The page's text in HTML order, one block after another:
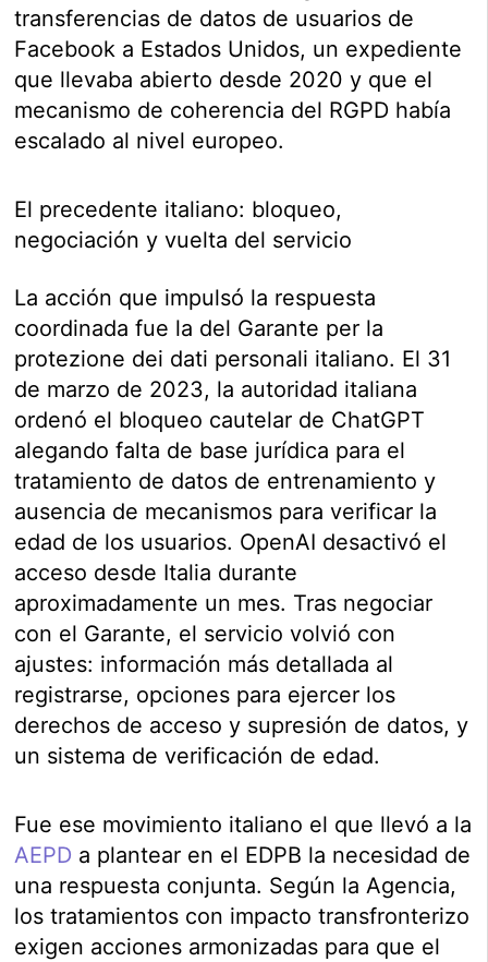
transferencias de datos de usuarios de
Facebook a Estados Unidos, un expediente
que llevaba abierto desde 2020 y que el
mecanismo de coherencia del RGPD había
escalado al nivel europeo.
El precedente italiano: bloqueo,
negociación y vuelta del servicio
La acción que impulsó la respuesta
coordinada fue la del Garante per la
protezione dei dati personali italiano. El 31
de marzo de 2023, la autoridad italiana
ordenó el bloqueo cautelar de ChatGPT
alegando falta de base jurídica para el
tratamiento de datos de entrenamiento y
ausencia de mecanismos para verificar la
edad de los usuarios. OpenAI desactivó el
acceso desde Italia durante
aproximadamente un mes. Tras negociar
con el Garante, el servicio volvió con
ajustes: información más detallada al
registrarse, opciones para ejercer los
derechos de acceso y supresión de datos, y
un sistema de verificación de edad.
Fue ese movimiento italiano el que llevó a la
AEPD a plantear en el EDPB la necesidad de
una respuesta conjunta. Según la Agencia,
los tratamientos con impacto transfronterizo
exigen acciones armonizadas para que el